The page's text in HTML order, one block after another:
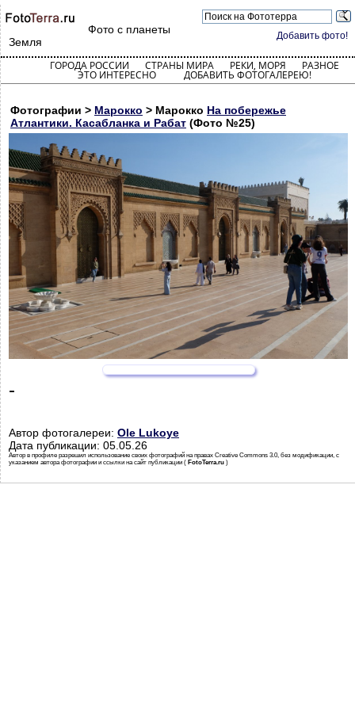
Добавить фото!
Фото с планеты
Земля
ГОРОДА РОССИИ СТРАНЫ МИРА РЕКИ, МОРЯ РАЗНОЕ
ЭТО ИНТЕРЕСНО ДОБАВИТЬ ФОТОГАЛЕРЕЮ!
Фотографии > Марокко > Марокко На побережье
Атлантики. Касабланка и Рабат (Фото №25)
-
Автор фотогалереи: Ole Lukoye
Дата публикации: 05.05.26
Автор в профиле разрешил использование своих фотографий на правах Creative Commons 3.0, без модификации, с
указанием автора фотографии и ссылки на сайт публикации ( FotoTerra.ru )